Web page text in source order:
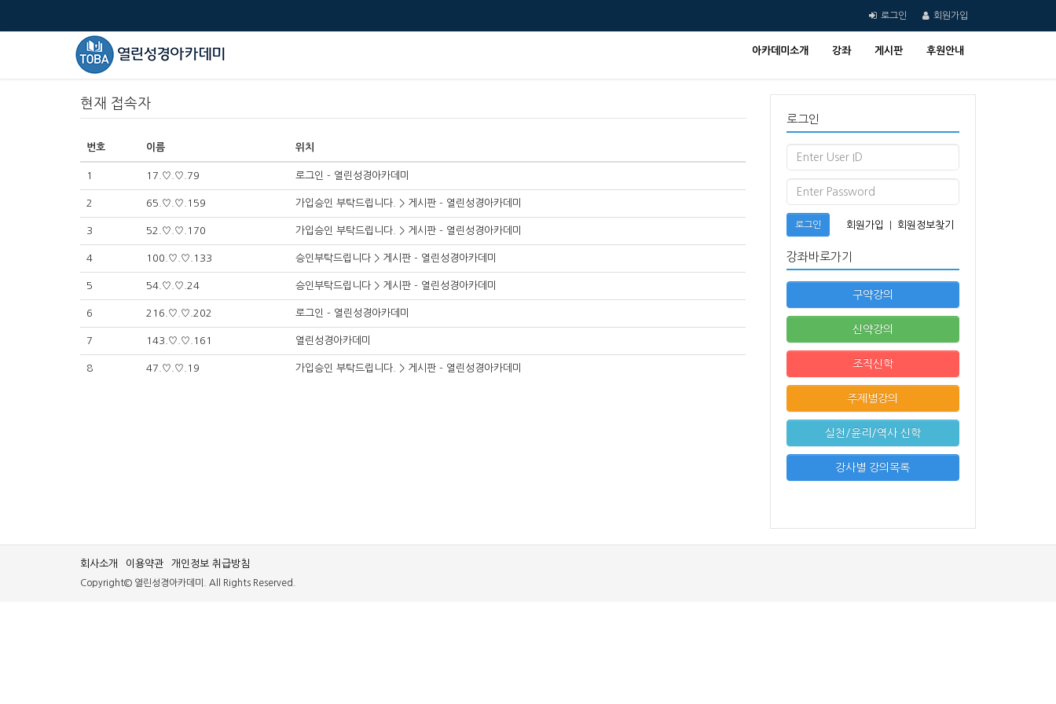
로그인 회원가입
아카데미소개 강좌 게시판 후원안내
현재 접속자
번호 이름 위치
1 17.♡.♡.79 로그인 - 열린성경아카데미
2 65.♡.♡.159 가입승인 부탁드립니다. > 게시판 - 열린성경아카데미
3 52.♡.♡.170 가입승인 부탁드립니다. > 게시판 - 열린성경아카데미
4 100.♡.♡.133 승인부탁드립니다 > 게시판 - 열린성경아카데미
5 54.♡.♡.24 승인부탁드립니다 > 게시판 - 열린성경아카데미
6 216.♡.♡.202 로그인 - 열린성경아카데미
7 143.♡.♡.161 열린성경아카데미
8 47.♡.♡.19 가입승인 부탁드립니다. > 게시판 - 열린성경아카데미
로그인
로그인 회원가입 회원정보찾기
강좌바로가기
구약강의
신약강의
조직신학
주제별강의
실천/윤리/역사 신학
강사별 강의목록
회사소개 이용약관 개인정보 취급방침
Copyright© 열린성경아카데미. All Rights Reserved.